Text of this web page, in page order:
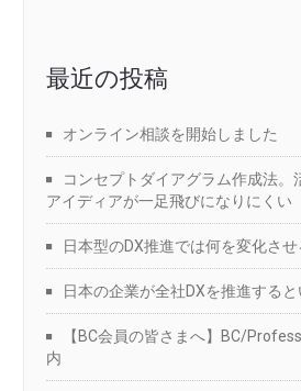
最近の投稿
オンライン相談を開始しました
コンセプトダイアグラム作成法。
アイディアが一足飛びになりにくい
日本型のDX推進では何を変化させ
日本の企業が全社DXを推進すると
【BC会員の皆さまへ】BC/
内